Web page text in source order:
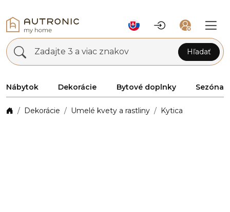
Zadajte 3 a viac znakov Hľadať
Nábytok Dekorácie Bytové doplnky Sezóna
Dekorácie Umelé kvety a rastliny Kytica